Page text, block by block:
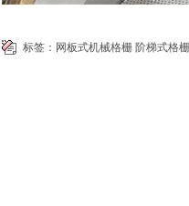
标签： 网板式机械格栅 阶梯式格